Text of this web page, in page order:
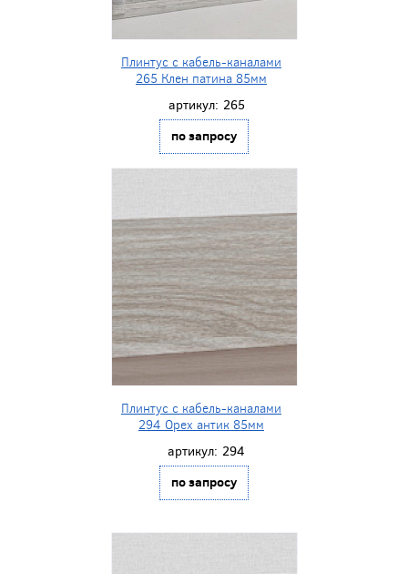
Плинтус с кабель-каналами
265 Клен патина 85мм
артикул: 265
по запросу
Плинтус с кабель-каналами
294 Орех антик 85мм
артикул: 294
по запросу